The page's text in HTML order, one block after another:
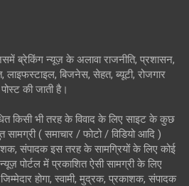
ब्रेकिंग न्यूज़ के अलावा राजनीति, प्रशासन,
बिजनेस, सेहत, ब्यूटी, रोजगार
की जाती है।
किसी भी तरह के विवाद के लिए साइट के कुछ
सामग्री ( समाचार / फोटो / विडियो आदि )
संपादक इस तरह के सामग्रियों के लिए कोई
पोर्टल में प्रकाशित ऐसी सामग्री के लिए
होगा, स्वामी, मुद्रक, प्रकाशक, संपादक